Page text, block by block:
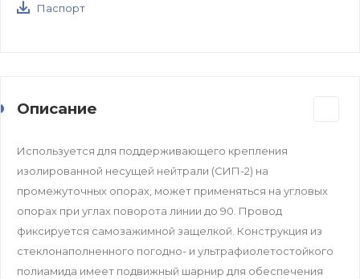
Паспорт
Описание
Используется для поддерживающего крепления
изолированной несущей нейтрали (СИП-2) на
промежуточных опорах, может применяться на угловых
опорах при углах поворота линии до 90. Провод
фиксируется самозажимной защелкой. Конструкция из
стеклонаполненного погодно- и ультрафиолетостойкого
полиамида имеет подвижный шарнир для обеспечения